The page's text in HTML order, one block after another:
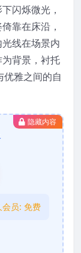
闪烁微光，
靠在床沿，
线在场景内
背景，衬托
雅之间的自
隐藏内容
会员: 免费